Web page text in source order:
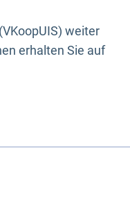
weiter
erhalten Sie auf